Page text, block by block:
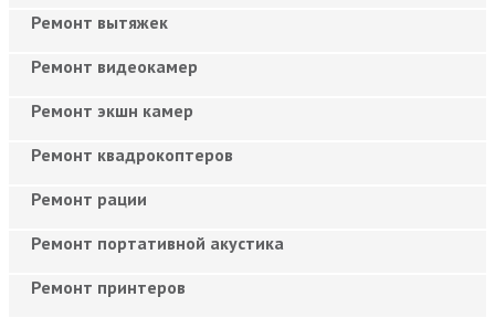
Ремонт вытяжек
Ремонт видеокамер
Ремонт экшн камер
Ремонт квадрокоптеров
Ремонт рации
Ремонт портативной акустика
Ремонт принтеров